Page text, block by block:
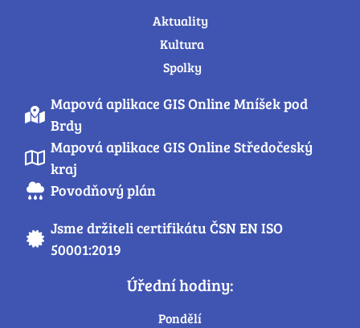
Aktuality
Kultura
Spolky
Mapová aplikace GIS Online Mníšek pod
Brdy
Mapová aplikace GIS Online Středočeský
kraj
Povodňový plán
Jsme držiteli certifikátu ČSN EN ISO
50001:2019
Úřední hodiny:
Pondělí